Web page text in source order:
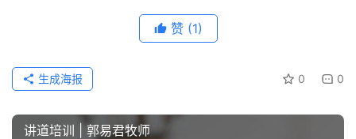
赞 (1)
0 0
生成海报
讲道培训 | 郭易君牧师